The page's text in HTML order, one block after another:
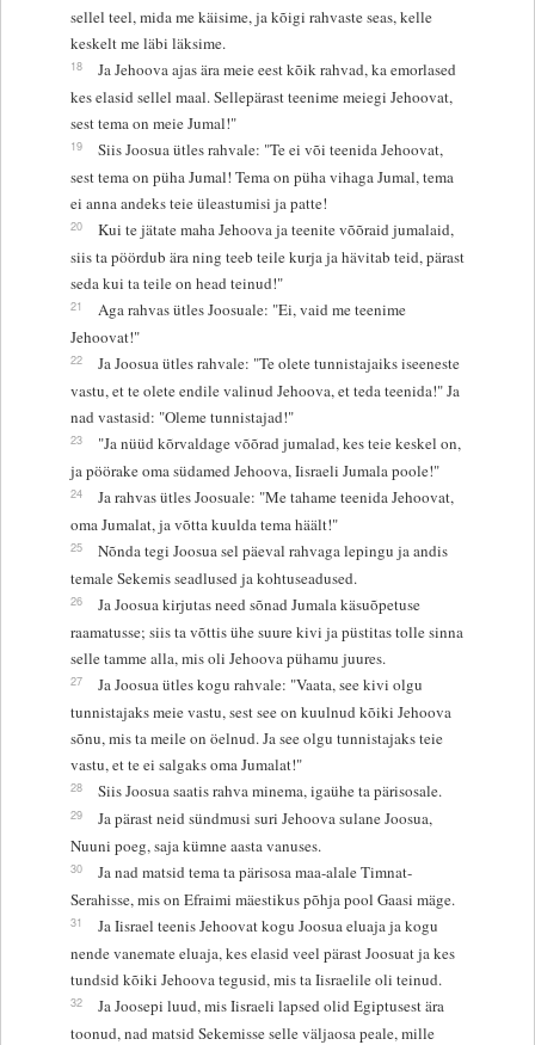
sellel teel, mida me käisime, ja kõigi rahvaste seas, kelle
keskelt me läbi läksime.
18
Ja Jehoova ajas ära meie eest kõik rahvad, ka emorlased
kes elasid sellel maal. Sellepärast teenime meiegi Jehoovat,
sest tema on meie Jumal!"
19
Siis Joosua ütles rahvale: "Te ei või teenida Jehoovat,
sest tema on püha Jumal! Tema on püha vihaga Jumal, tema
ei anna andeks teie üleastumisi ja patte!
20
Kui te jätate maha Jehoova ja teenite võõraid jumalaid,
siis ta pöördub ära ning teeb teile kurja ja hävitab teid, pärast
seda kui ta teile on head teinud!"
21
Aga rahvas ütles Joosuale: "Ei, vaid me teenime
Jehoovat!"
22
Ja Joosua ütles rahvale: "Te olete tunnistajaiks iseeneste
vastu, et te olete endile valinud Jehoova, et teda teenida!" Ja
nad vastasid: "Oleme tunnistajad!"
23
"Ja nüüd kõrvaldage võõrad jumalad, kes teie keskel on,
ja pöörake oma südamed Jehoova, Iisraeli Jumala poole!"
24
Ja rahvas ütles Joosuale: "Me tahame teenida Jehoovat,
oma Jumalat, ja võtta kuulda tema häält!"
25
Nõnda tegi Joosua sel päeval rahvaga lepingu ja andis
temale Sekemis seadlused ja kohtuseadused.
26
Ja Joosua kirjutas need sõnad Jumala käsuõpetuse
raamatusse; siis ta võttis ühe suure kivi ja püstitas tolle sinna
selle tamme alla, mis oli Jehoova pühamu juures.
27
Ja Joosua ütles kogu rahvale: "Vaata, see kivi olgu
tunnistajaks meie vastu, sest see on kuulnud kõiki Jehoova
sõnu, mis ta meile on öelnud. Ja see olgu tunnistajaks teie
vastu, et te ei salgaks oma Jumalat!"
28 Siis Joosua saatis rahva minema, igaühe ta pärisosale.
29
Ja pärast neid sündmusi suri Jehoova sulane Joosua,
Nuuni poeg, saja kümne aasta vanuses.
30
Ja nad matsid tema ta pärisosa maa-alale Timnat-
Serahisse, mis on Efraimi mäestikus põhja pool Gaasi mäge.
31
Ja Iisrael teenis Jehoovat kogu Joosua eluaja ja kogu
nende vanemate eluaja, kes elasid veel pärast Joosuat ja kes
tundsid kõiki Jehoova tegusid, mis ta Iisraelile oli teinud.
32
Ja Joosepi luud, mis Iisraeli lapsed olid Egiptusest ära
toonud, nad matsid Sekemisse selle väljaosa peale, mille